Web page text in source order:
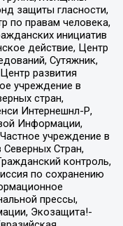
защиты гласности,
по правам человека,
инициатив
действие, Центр
Сутяжник,
развития
учреждение в
стран,
Интернешнл-Р,
Информации,
учреждение в
Стран,
контроль,
по сохранению
прессы,
Экозащита!-